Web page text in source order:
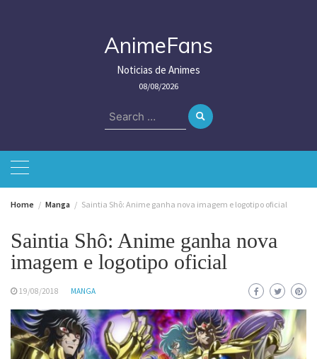
AnimeFans
Noticias de Animes
08/08/2026
Search
for:
Home Manga Saintia Shô: Anime ganha nova imagem e logotipo oficial
Saintia Shô: Anime ganha nova
imagem e logotipo oficial
19/08/2018 MANGA